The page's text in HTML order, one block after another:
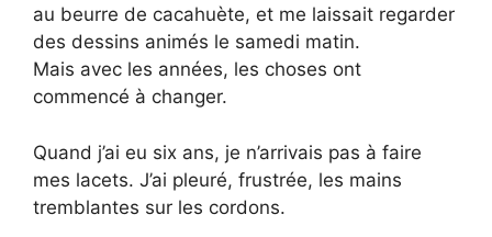
au beurre de cacahuète, et me laissait regarder
des dessins animés le samedi matin.
Mais avec les années, les choses ont
commencé à changer.
Quand j’ai eu six ans, je n’arrivais pas à faire
mes lacets. J’ai pleuré, frustrée, les mains
tremblantes sur les cordons.